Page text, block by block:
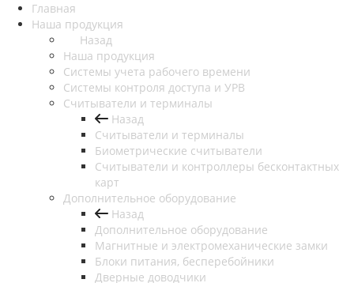
Главная
Наша продукция
Назад
Наша продукция
Cистемы учета рабочего времени
Системы контроля доступа и УРВ
Считыватели и терминалы
Назад
Считыватели и терминалы
Биометрические считыватели
Считыватели и контроллеры бесконтактных
карт
Дополнительное оборудование
Назад
Дополнительное оборудование
Магнитные и электромеханические замки
Блоки питания, бесперебойники
Дверные доводчики